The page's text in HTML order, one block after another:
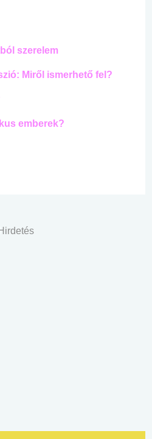
szerelem
Miről ismerhető fel?
emberek?
Hirdetés